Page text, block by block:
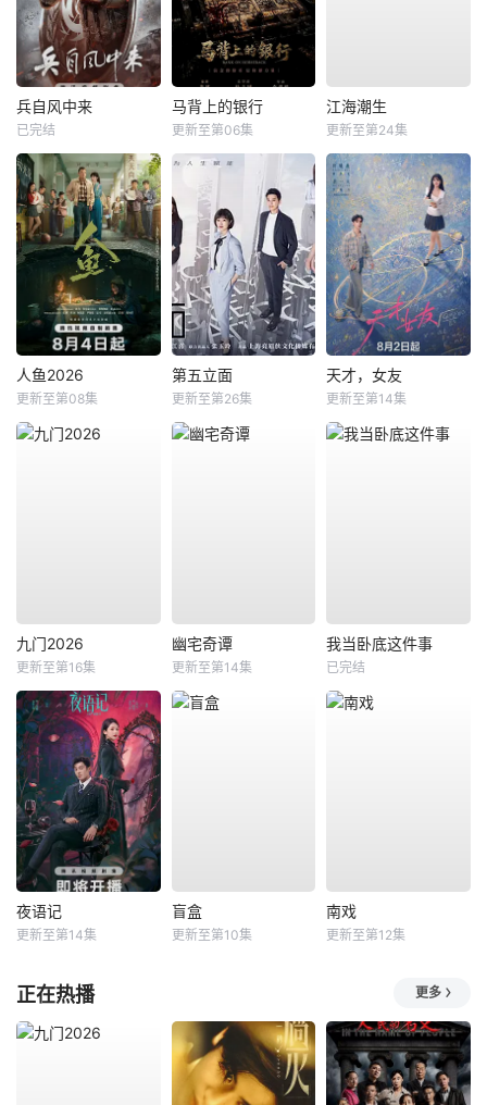
兵自风中来
已完结
马背上的银行
更新至第06集
江海潮生
更新至第24集
人鱼2026
更新至第08集
第五立面
更新至第26集
天才，女友
更新至第14集
九门2026
更新至第16集
幽宅奇谭
更新至第14集
我当卧底这件事
已完结
夜语记
更新至第14集
盲盒
更新至第10集
南戏
更新至第12集
正在热播 更多